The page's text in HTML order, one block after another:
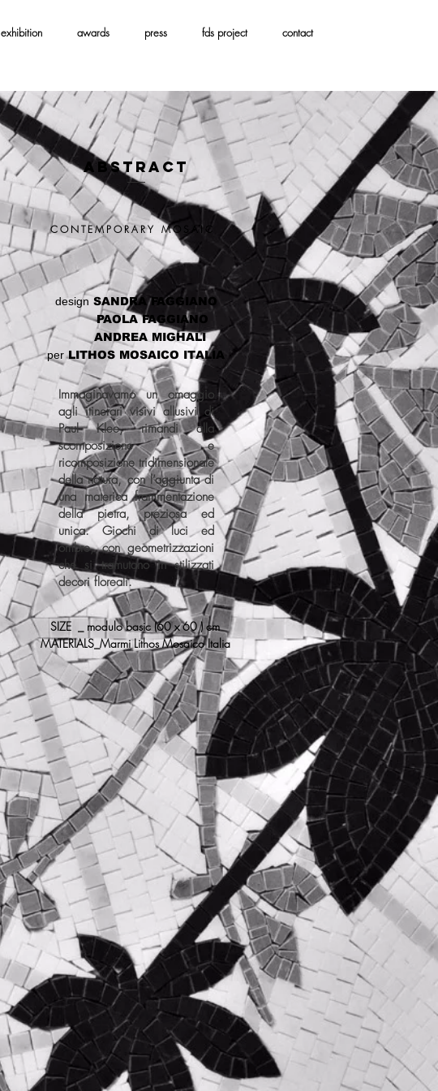
ABSTRACT
CONTEMPORARY MOSAIC
design SANDRA FAGGIANO
PAOLA FAGGIANO
ANDREA MIGHALI
perLITHOS MOSAICO ITALIA
Immaginavamo un omaggio
agli itinerari visivi allusivi di
Paul Klee, rimandi alla
scomposizione e
ricomposizione tridimensionale
della natura, con l’aggiunta di
una materica frammentazione
della pietra, preziosa ed
unica. Giochi di luci ed
ombre, con geometrizzazioni
che si tramutano in stilizzati
decori floreali.
SIZE _ modulo basic (60 x 60 ) cm
MATERIALS_Marmi Lithos Mosaico Italia
exhibition awards press fds project contact